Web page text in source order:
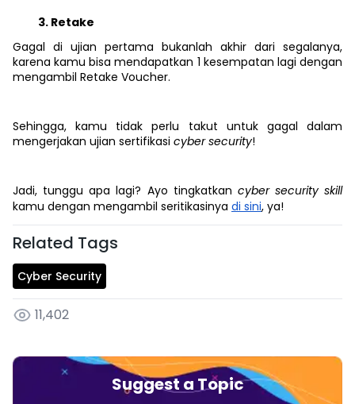
Retake
Gagal di ujian pertama bukanlah akhir dari segalanya,
karena kamu bisa mendapatkan 1 kesempatan lagi dengan
mengambil Retake Voucher.
Sehingga, kamu tidak perlu takut untuk gagal dalam
mengerjakan ujian sertifikasi cyber security!
Jadi, tunggu apa lagi? Ayo tingkatkan cyber security skill
kamu dengan mengambil seritikasinya di sini, ya!
Related Tags
Cyber Security
11,402
Suggest a Topic